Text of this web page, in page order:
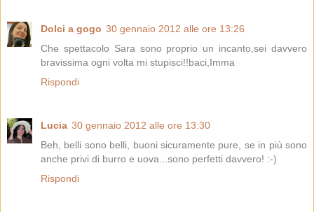
Dolci a gogo 30 gennaio 2012 alle ore 13:26
Che spettacolo Sara sono proprio un incanto,sei davvero
bravissima ogni volta mi stupisci!!baci,Imma
Rispondi
Lucia 30 gennaio 2012 alle ore 13:30
Beh, belli sono belli, buoni sicuramente pure, se in più sono
anche privi di burro e uova...sono perfetti davvero! :-)
Rispondi